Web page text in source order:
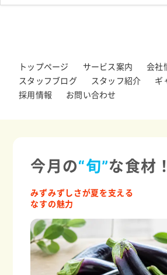
トップページ サービス案内
会社
スタッフブログ
スタッフ紹介
ギ
採用情報
お問い合わせ
今月の“旬”な食材！
みずみずしさが夏を支える
なすの魅力